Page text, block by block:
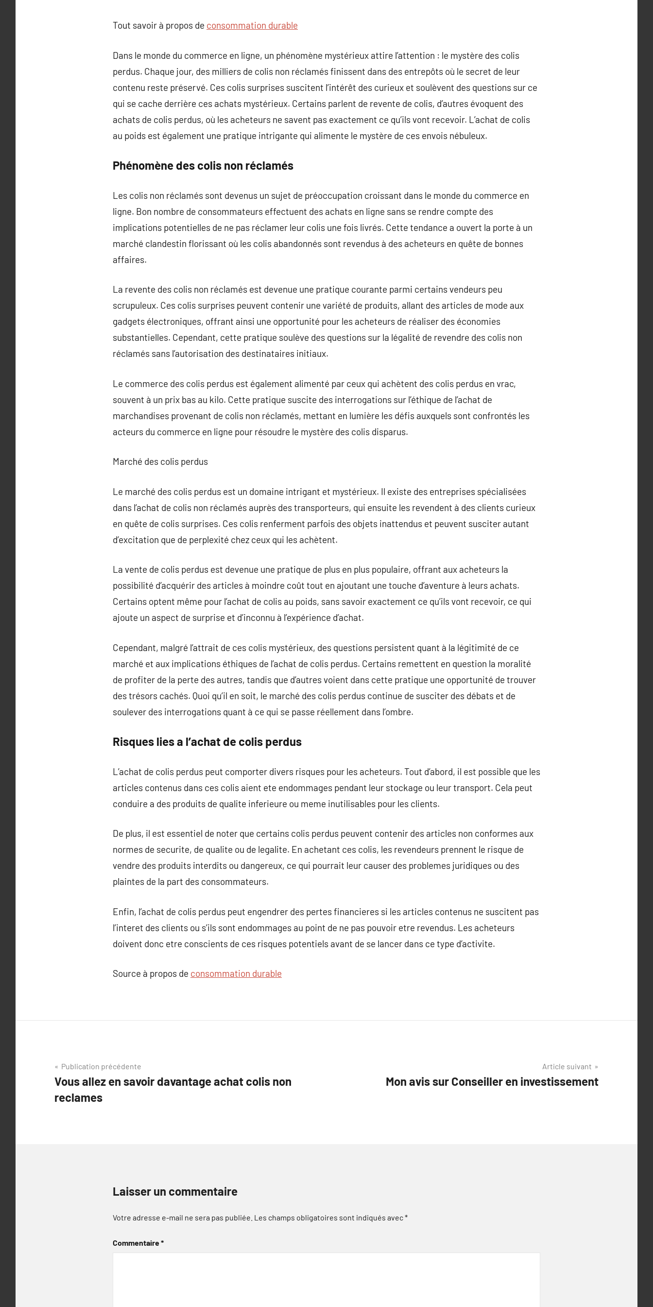
Tout savoir à propos de consommation durable
Dans le monde du commerce en ligne, un phénomène mystérieux attire l’attention : le mystère des colis
perdus. Chaque jour, des milliers de colis non réclamés finissent dans des entrepôts où le secret de leur
contenu reste préservé. Ces colis surprises suscitent l’intérêt des curieux et soulèvent des questions sur ce
qui se cache derrière ces achats mystérieux. Certains parlent de revente de colis, d’autres évoquent des
achats de colis perdus, où les acheteurs ne savent pas exactement ce qu’ils vont recevoir. L’achat de colis
au poids est également une pratique intrigante qui alimente le mystère de ces envois nébuleux.
Phénomène des colis non réclamés
Les colis non réclamés sont devenus un sujet de préoccupation croissant dans le monde du commerce en
ligne. Bon nombre de consommateurs effectuent des achats en ligne sans se rendre compte des
implications potentielles de ne pas réclamer leur colis une fois livrés. Cette tendance a ouvert la porte à un
marché clandestin florissant où les colis abandonnés sont revendus à des acheteurs en quête de bonnes
affaires.
La revente des colis non réclamés est devenue une pratique courante parmi certains vendeurs peu
scrupuleux. Ces colis surprises peuvent contenir une variété de produits, allant des articles de mode aux
gadgets électroniques, offrant ainsi une opportunité pour les acheteurs de réaliser des économies
substantielles. Cependant, cette pratique soulève des questions sur la légalité de revendre des colis non
réclamés sans l’autorisation des destinataires initiaux.
Le commerce des colis perdus est également alimenté par ceux qui achètent des colis perdus en vrac,
souvent à un prix bas au kilo. Cette pratique suscite des interrogations sur l’éthique de l’achat de
marchandises provenant de colis non réclamés, mettant en lumière les défis auxquels sont confrontés les
acteurs du commerce en ligne pour résoudre le mystère des colis disparus.
Marché des colis perdus
Le marché des colis perdus est un domaine intrigant et mystérieux. Il existe des entreprises spécialisées
dans l’achat de colis non réclamés auprès des transporteurs, qui ensuite les revendent à des clients curieux
en quête de colis surprises. Ces colis renferment parfois des objets inattendus et peuvent susciter autant
d’excitation que de perplexité chez ceux qui les achètent.
La vente de colis perdus est devenue une pratique de plus en plus populaire, offrant aux acheteurs la
possibilité d’acquérir des articles à moindre coût tout en ajoutant une touche d’aventure à leurs achats.
Certains optent même pour l’achat de colis au poids, sans savoir exactement ce qu’ils vont recevoir, ce qui
ajoute un aspect de surprise et d’inconnu à l’expérience d’achat.
Cependant, malgré l’attrait de ces colis mystérieux, des questions persistent quant à la légitimité de ce
marché et aux implications éthiques de l’achat de colis perdus. Certains remettent en question la moralité
de profiter de la perte des autres, tandis que d’autres voient dans cette pratique une opportunité de trouver
des trésors cachés. Quoi qu’il en soit, le marché des colis perdus continue de susciter des débats et de
soulever des interrogations quant à ce qui se passe réellement dans l’ombre.
Risques lies a l’achat de colis perdus
L’achat de colis perdus peut comporter divers risques pour les acheteurs. Tout d’abord, il est possible que les
articles contenus dans ces colis aient ete endommages pendant leur stockage ou leur transport. Cela peut
conduire a des produits de qualite inferieure ou meme inutilisables pour les clients.
De plus, il est essentiel de noter que certains colis perdus peuvent contenir des articles non conformes aux
normes de securite, de qualite ou de legalite. En achetant ces colis, les revendeurs prennent le risque de
vendre des produits interdits ou dangereux, ce qui pourrait leur causer des problemes juridiques ou des
plaintes de la part des consommateurs.
Enfin, l’achat de colis perdus peut engendrer des pertes financieres si les articles contenus ne suscitent pas
l’interet des clients ou s’ils sont endommages au point de ne pas pouvoir etre revendus. Les acheteurs
doivent donc etre conscients de ces risques potentiels avant de se lancer dans ce type d’activite.
Source à propos de consommation durable
Navigation
de
l’article
Publication précédente
Vous allez en savoir davantage achat colis non
reclames
Article suivant
Mon avis sur Conseiller en investissement
Laisser un commentaire
Votre adresse e-mail ne sera pas publiée. Les champs obligatoires sont indiqués avec*
Commentaire*